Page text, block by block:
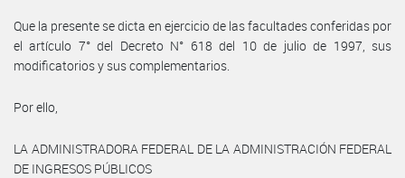
Que la presente se dicta en ejercicio de las facultades conferidas por
el artículo 7° del Decreto N° 618 del 10 de julio de 1997, sus
modificatorios y sus complementarios.
Por ello,
LA ADMINISTRADORA FEDERAL DE LA ADMINISTRACIÓN FEDERAL
DE INGRESOS PÚBLICOS